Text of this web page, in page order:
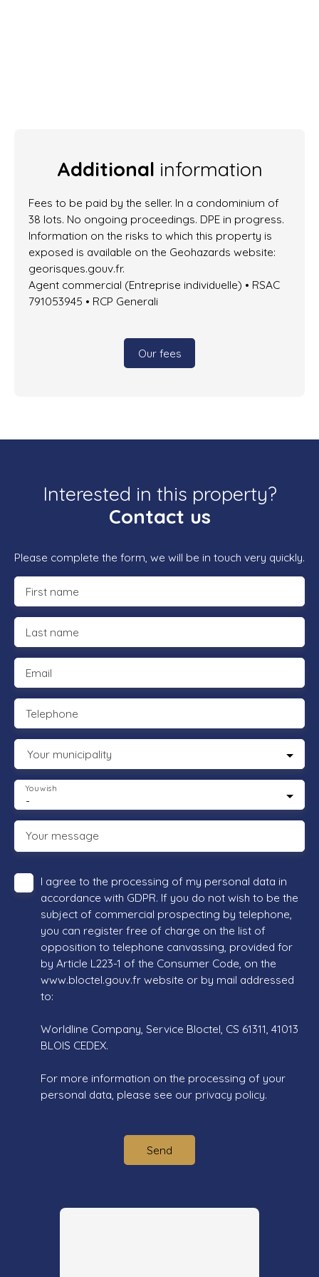
Additional information
Fees to be paid by the seller. In a condominium of
38 lots. No ongoing proceedings. DPE in progress.
Information on the risks to which this property is
exposed is available on the Geohazards website:
georisques.gouv.fr.
Agent commercial (Entreprise individuelle) • RSAC
791053945 • RCP Generali
Our fees
Interested in this property?
Contact us
Please complete the form, we will be in touch very quickly.
First name
Last name
Email
Telephone
Your municipality
-
You wish
Your message
I agree to the processing of my personal data in
accordance with GDPR. If you do not wish to be the
subject of commercial prospecting by telephone,
you can register free of charge on the list of
opposition to telephone canvassing, provided for
by Article L223-1 of the Consumer Code, on the
www.bloctel.gouv.fr website or by mail addressed
to:
Worldline Company, Service Bloctel, CS 61311, 41013
BLOIS CEDEX.
For more information on the processing of your
personal data, please see our privacy policy.
Send